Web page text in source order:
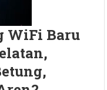
WiFi Baru